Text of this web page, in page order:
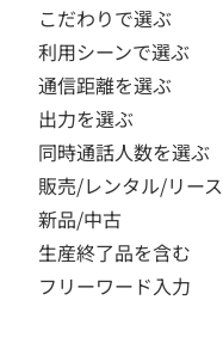
こだわりで選ぶ
利用シーンで選ぶ
通信距離を選ぶ
出力を選ぶ
同時通話人数を選ぶ
販売/レンタル/リース
新品/中古
生産終了品を含む
フリーワード入力